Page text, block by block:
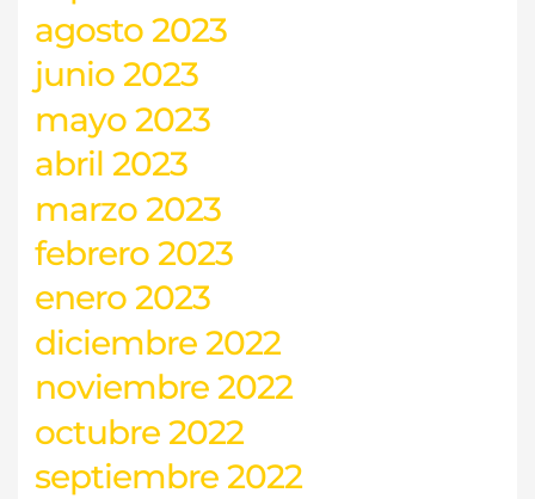
agosto 2023
junio 2023
mayo 2023
abril 2023
marzo 2023
febrero 2023
enero 2023
diciembre 2022
noviembre 2022
octubre 2022
septiembre 2022